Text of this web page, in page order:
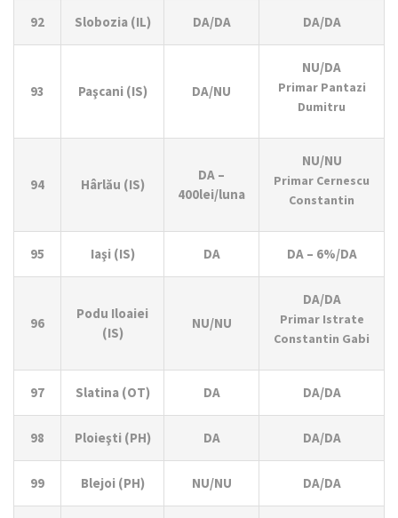
92 Slobozia (IL) DA/DA DA/DA
93 Paşcani (IS) DA/NU
NU/DA
Primar Pantazi
Dumitru
94 Hârlău (IS)
DA –
400lei/luna
NU/NU
Primar Cernescu
Constantin
95 Iaşi (IS) DA DA – 6%/DA
96
Podu Iloaiei
(IS)
NU/NU
DA/DA
Primar Istrate
Constantin Gabi
97 Slatina (OT) DA DA/DA
98 Ploieşti (PH) DA DA/DA
99 Blejoi (PH) NU/NU DA/DA